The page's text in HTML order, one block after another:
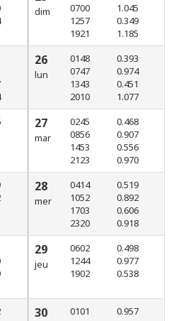
dim
0700
1257
1921
1.045
0.349
1.185
26
lun
0148
0747
1343
2010
0.393
0.974
0.451
1.077
27
mar
0245
0856
1453
2123
0.468
0.907
0.556
0.970
28
mer
0414
1052
1703
2320
0.519
0.892
0.606
0.918
29
jeu
0602
1244
1902
0.498
0.977
0.538
30
0101
0.957